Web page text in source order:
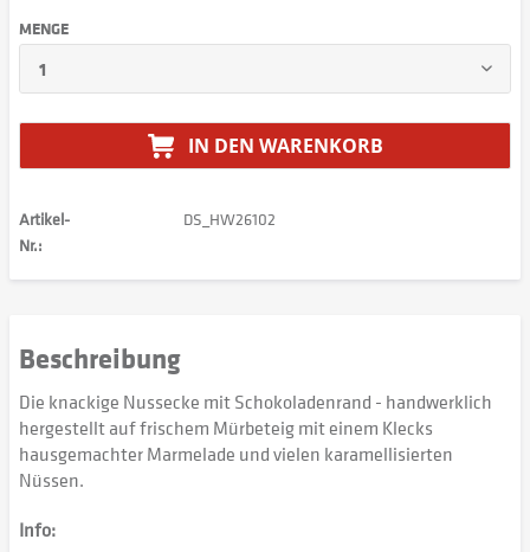
MENGE
IN DEN WARENKORB
Artikel-
Nr.:
DS_HW26102
Beschreibung
Die knackige Nussecke mit Schokoladenrand - handwerklich
hergestellt auf frischem Mürbeteig mit einem Klecks
hausgemachter Marmelade und vielen karamellisierten
Nüssen.
Info: